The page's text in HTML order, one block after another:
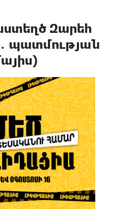
Զարեհ
պատմության